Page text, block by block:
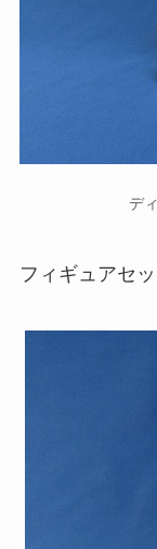
デ
フィギュアセ